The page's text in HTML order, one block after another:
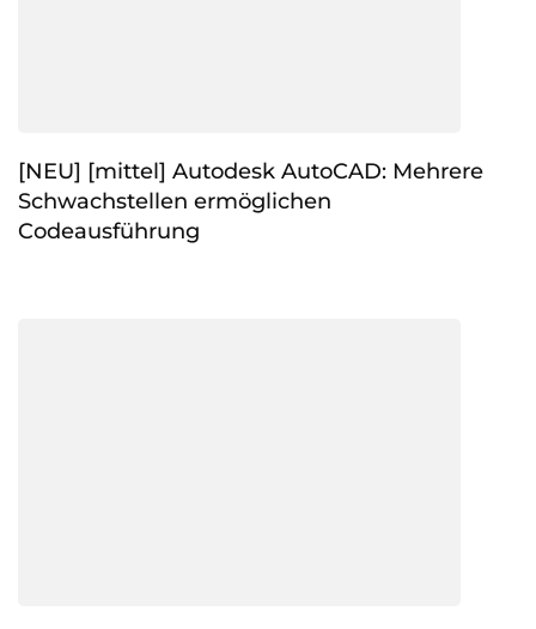
[NEU] [mittel] Autodesk AutoCAD: Mehrere
Schwachstellen ermöglichen
Codeausführung